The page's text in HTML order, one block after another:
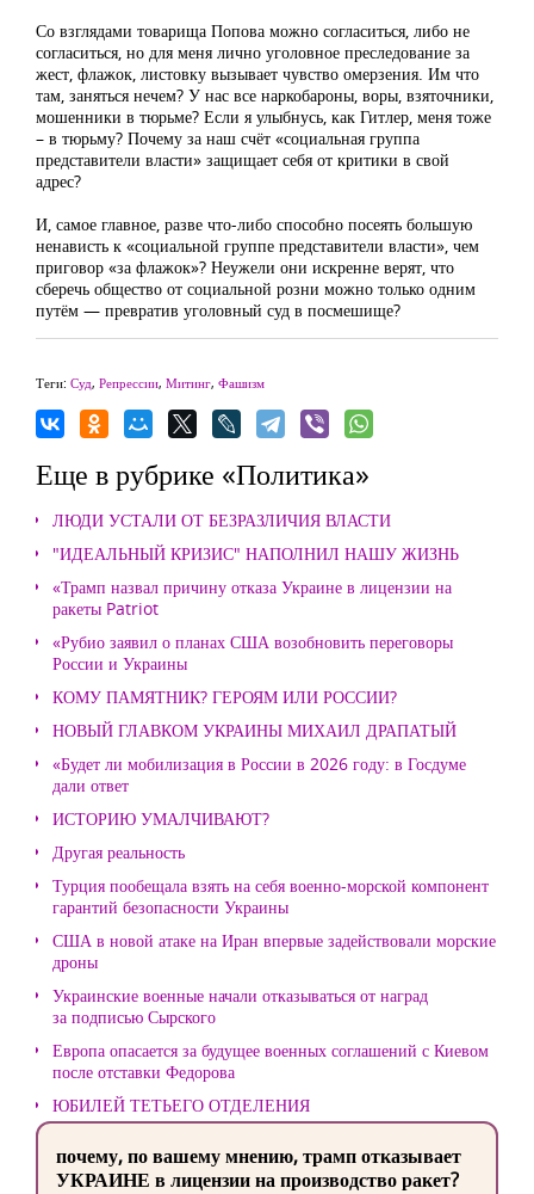
Со взглядами товарища Попова можно согласиться, либо не
согласиться, но для меня лично уголовное преследование за
жест, флажок, листовку вызывает чувство омерзения. Им что
там, заняться нечем? У нас все наркобароны, воры, взяточники,
мошенники в тюрьме? Если я улыбнусь, как Гитлер, меня тоже
– в тюрьму? Почему за наш счёт «социальная группа
представители власти» защищает себя от критики в свой
адрес?
И, самое главное, разве что-либо способно посеять большую
ненависть к «социальной группе представители власти», чем
приговор «за флажок»? Неужели они искренне верят, что
сберечь общество от социальной розни можно только одним
путём — превратив уголовный суд в посмешище?
Теги: Суд, Репрессии, Митинг, Фашизм
Еще в рубрике «Политика»
ЛЮДИ УСТАЛИ ОТ БЕЗРАЗЛИЧИЯ ВЛАСТИ
"ИДЕАЛЬНЫЙ КРИЗИС" НАПОЛНИЛ НАШУ ЖИЗНЬ
«Трамп назвал причину отказа Украине в лицензии на
ракеты Patriot
«Рубио заявил о планах США возобновить переговоры
России и Украины
КОМУ ПАМЯТНИК? ГЕРОЯМ ИЛИ РОССИИ?
НОВЫЙ ГЛАВКОМ УКРАИНЫ МИХАИЛ ДРАПАТЫЙ
«Будет ли мобилизация в России в 2026 году: в Госдуме
дали ответ
ИСТОРИЮ УМАЛЧИВАЮТ?
Другая реальность
Турция пообещала взять на себя военно-морской компонент
гарантий безопасности Украины
США в новой атаке на Иран впервые задействовали морские
дроны
Украинские военные начали отказываться от наград
за подписью Сырского
Европа опасается за будущее военных соглашений с Киевом
после отставки Федорова
ЮБИЛЕЙ ТЕТЬЕГО ОТДЕЛЕНИЯ
почему, по вашему мнению, трамп отказывает
УКРАИНЕ в лицензии на производство ракет?